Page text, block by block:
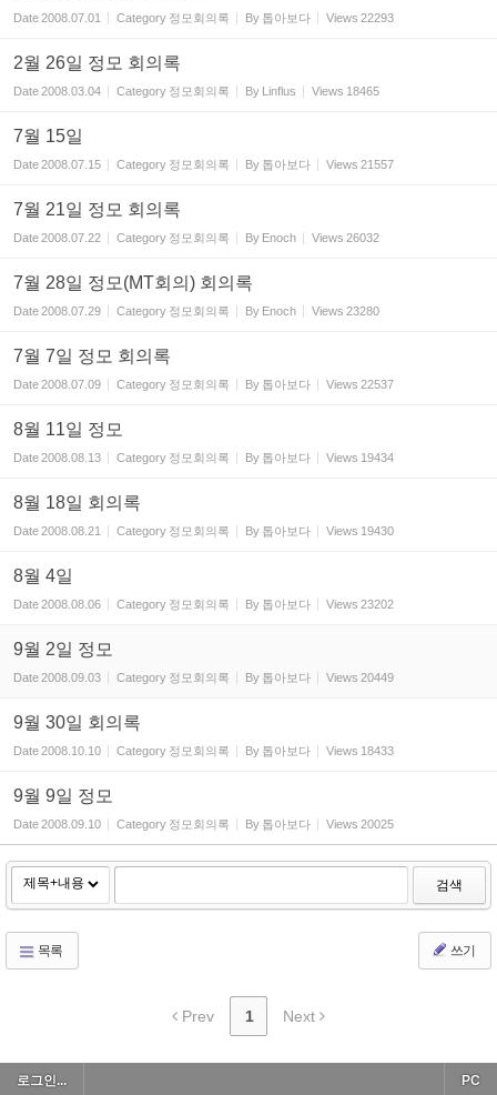
Date2008.07.01 Category 정모회의록 By 톱아보다 Views 22293
2월 26일 정모 회의록
Date2008.03.04 Category 정모회의록 By Linflus Views 18465
7월 15일
Date2008.07.15 Category 정모회의록 By 톱아보다 Views 21557
7월 21일 정모 회의록
Date2008.07.22 Category 정모회의록 By Enoch Views 26032
7월 28일 정모(MT회의) 회의록
Date2008.07.29 Category 정모회의록 By Enoch Views 23280
7월 7일 정모 회의록
Date2008.07.09 Category 정모회의록 By 톱아보다 Views 22537
8월 11일 정모
Date2008.08.13 Category 정모회의록 By 톱아보다 Views 19434
8월 18일 회의록
Date2008.08.21 Category 정모회의록 By 톱아보다 Views 19430
8월 4일
Date2008.08.06 Category 정모회의록 By 톱아보다 Views 23202
9월 2일 정모
Date2008.09.03 Category 정모회의록 By 톱아보다 Views 20449
9월 30일 회의록
Date2008.10.10 Category 정모회의록 By 톱아보다 Views 18433
9월 9일 정모
Date2008.09.10 Category 정모회의록 By 톱아보다 Views 20025
검색
목록 쓰기
Prev 1 Next
로그인... PC